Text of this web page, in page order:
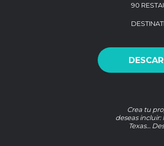
90
Crea tu
deseas
Texas…